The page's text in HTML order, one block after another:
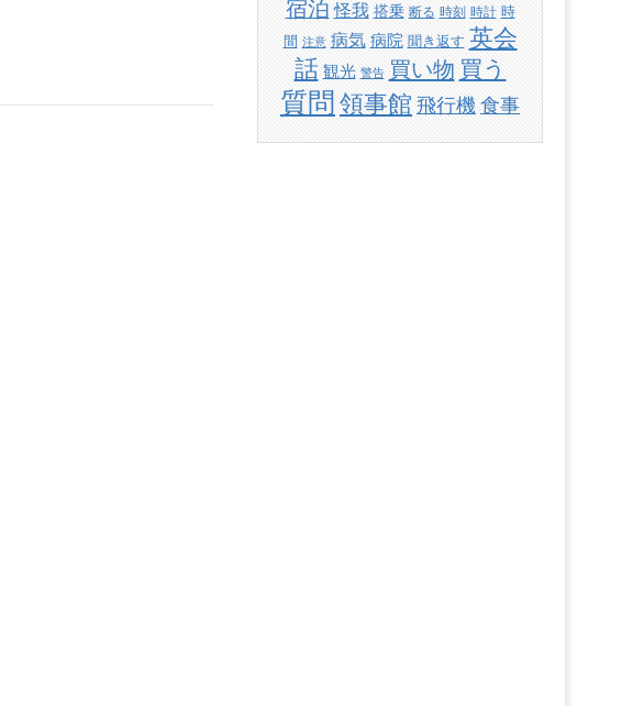
宿泊 怪我 搭乗 断る 時刻 時計 時
間 注意 病気 病院 聞き返す 英会
話 観光 警告 買い物 買う
質問 領事館 飛行機 食事